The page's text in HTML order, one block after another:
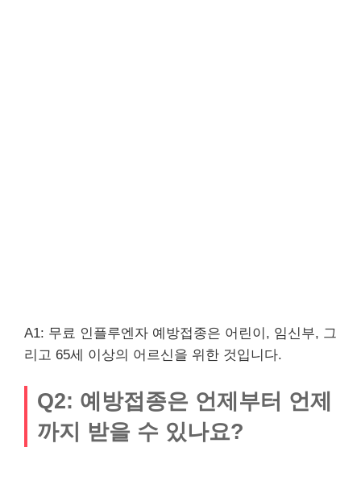
A1: 무료 인플루엔자 예방접종은 어린이, 임신부, 그
리고 65세 이상의 어르신을 위한 것입니다.
Q2: 예방접종은 언제부터 언제
까지 받을 수 있나요?